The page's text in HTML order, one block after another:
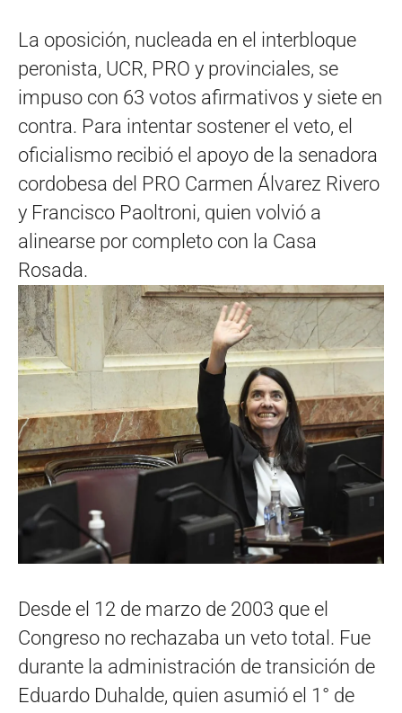
La oposición, nucleada en el interbloque
peronista, UCR, PRO y provinciales, se
impuso con 63 votos afirmativos y siete en
contra. Para intentar sostener el veto, el
oficialismo recibió el apoyo de la senadora
cordobesa del PRO Carmen Álvarez Rivero
y Francisco Paoltroni, quien volvió a
alinearse por completo con la Casa
Rosada.
Desde el 12 de marzo de 2003 que el
Congreso no rechazaba un veto total. Fue
durante la administración de transición de
Eduardo Duhalde, quien asumió el 1° de